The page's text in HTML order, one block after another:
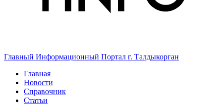
Главный Информационный Портал г. Талдыкорган
Главная
Новости
Справочник
Статьи